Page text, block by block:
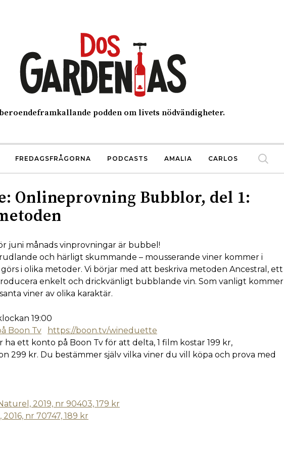
podden om livets nödvändigheter.
FREDAGSFRÅGORNA PODCASTS AMALIA CARLOS
Onlineprovning Bubblor, del 1:
juni månads vinprovningar är bubbel!
och härligt skummande – mousserande viner kommer i
i olika metoder. Vi börjar med att beskriva metoden Ancestral, ett
enkelt och drickvänligt bubblande vin. Som vanligt kommer
viner av olika karaktär.
19:00
Boon Tv
https://boon.tv/wineduette
ha ett konto på Boon Tv för att delta, 1 film kostar 199 kr,
299 kr. Du bestämmer själv vilka viner du vill köpa och prova med
2019, nr 90403, 179 kr
nr 70747, 189 kr